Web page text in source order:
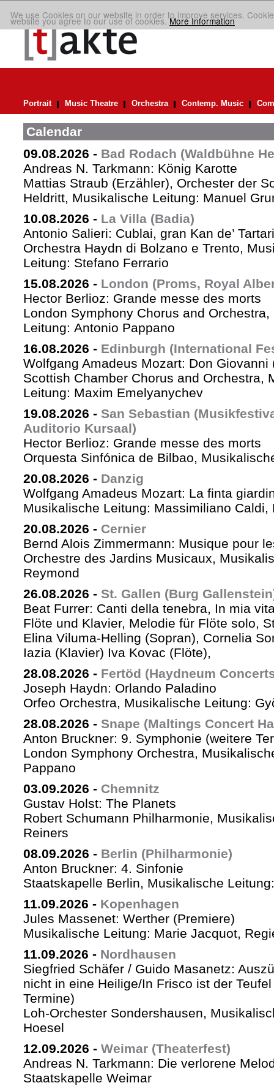
We use Cookies on our website in order to improve services.
website you agree to our use of cookies.More Information
Portrait Music Theatre Orchestra Contemp. Music
Calendar
09.08.2026 - Bad Rodach (Waldbühne
Andreas N. Tarkmann: König Karotte
Mattias Straub (Erzähler), Orchester der
Heldritt, Musikalische Leitung: Manuel
10.08.2026 - La Villa (Badia)
Antonio Salieri: Cublai, gran Kan de’
Orchestra Haydn di Bolzano e Trento,
Leitung: Stefano Ferrario
15.08.2026 - London (Proms, Royal
Hector Berlioz: Grande messe des morts
London Symphony Chorus and
Leitung: Antonio Pappano
16.08.2026 - Edinburgh (International
Wolfgang Amadeus Mozart: Don Giovanni
Scottish Chamber Chorus and Orchestra,
Leitung: Maxim Emelyanychev
19.08.2026 - San Sebastian
Auditorio Kursaal)
Hector Berlioz: Grande messe des morts
Orquesta Sinfónica de Bilbao,
20.08.2026 - Danzig
Wolfgang Amadeus Mozart: La finta
Musikalische Leitung: Massimiliano Caldi,
20.08.2026 - Cernier
Bernd Alois Zimmermann: Musique pour
Orchestre des Jardins Musicaux,
Reymond
26.08.2026 - St. Gallen (Burg
Beat Furrer: Canti della tenebra, In mia
Flöte und Klavier, Melodie für Flöte solo,
Elina Viluma-Helling (Sopran), Cornelia
Iazia (Klavier) Iva Kovac (Flöte),
28.08.2026 - Fertöd (Haydneum
Joseph Haydn: Orlando Paladino
Orfeo Orchestra, Musikalische Leitung:
28.08.2026 - Snape (Maltings Concert
Anton Bruckner: 9. Symphonie (weitere
London Symphony Orchestra,
Pappano
03.09.2026 - Chemnitz
Gustav Holst: The Planets
Robert Schumann Philharmonie,
Reiners
08.09.2026 - Berlin (Philharmonie)
Anton Bruckner: 4. Sinfonie
Staatskapelle Berlin, Musikalische
11.09.2026 - Kopenhagen
Jules Massenet: Werther (Premiere)
Musikalische Leitung: Marie Jacquot,
11.09.2026 - Nordhausen
Siegfried Schäfer / Guido Masanetz:
nicht in eine Heilige/In Frisco ist der
Termine)
Loh-Orchester Sondershausen,
Hoesel
12.09.2026 - Weimar (Theaterfest)
Andreas N. Tarkmann: Die verlorene
Staatskapelle Weimar